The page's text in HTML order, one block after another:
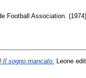
Football Association. (1974)
Il sogno mancato. Leone